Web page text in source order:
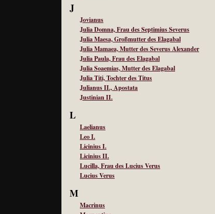
J
Jovianus
Julia Domna, Frau des Septimius Severus
Julia Maesa, Großmutter des Elagabal
Julia Mamaea, Mutter des Severus Alexander
Julia Paula, Frau des Elagabal
Julia Soaemias, Mutter des Elagabal
Julia Titi, Tochter des Titus
Julianus II., Apostata
Justinian II.
L
Laelianus
Leo I.
Licinius I.
Licinius II.
Lucilla, Frau des Lucius Verus
Lucius Verus
M
Macrinus